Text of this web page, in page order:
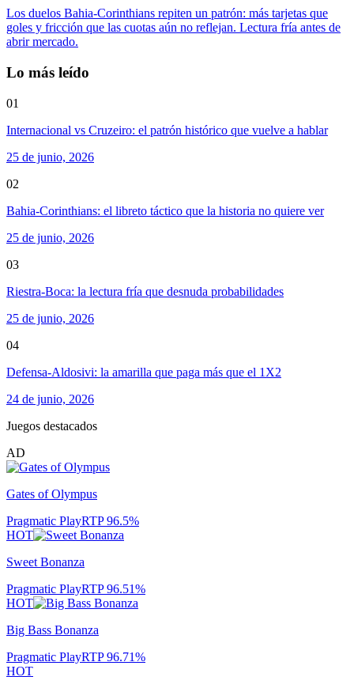
Los duelos Bahia-Corinthians repiten un patrón: más tarjetas que
goles y fricción que las cuotas aún no reflejan. Lectura fría antes de
abrir mercado.
Lo más leído
01
Internacional vs Cruzeiro: el patrón histórico que vuelve a hablar
25 de junio, 2026
02
Bahia-Corinthians: el libreto táctico que la historia no quiere ver
25 de junio, 2026
03
Riestra-Boca: la lectura fría que desnuda probabilidades
25 de junio, 2026
04
Defensa-Aldosivi: la amarilla que paga más que el 1X2
24 de junio, 2026
Juegos destacados
AD
Gates of Olympus
Pragmatic PlayRTP96.5%
HOT
Sweet Bonanza
Pragmatic PlayRTP96.51%
HOT
Big Bass Bonanza
Pragmatic PlayRTP96.71%
HOT